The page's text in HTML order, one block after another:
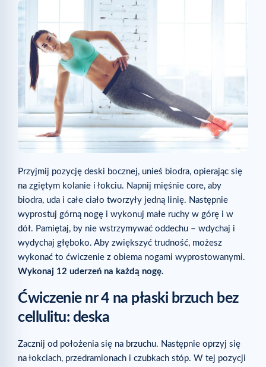
Przyjmij pozycję deski bocznej, unieś biodra, opierając się
na zgiętym kolanie i łokciu. Napnij mięśnie core, aby
biodra, uda i całe ciało tworzyły jedną linię. Następnie
wyprostuj górną nogę i wykonuj małe ruchy w górę i w
dół. Pamiętaj, by nie wstrzymywać oddechu – wdychaj i
wydychaj głęboko. Aby zwiększyć trudność, możesz
wykonać to ćwiczenie z obiema nogami wyprostowanymi.
Wykonaj 12 uderzeń na każdą nogę.
Ćwiczenie nr 4 na płaski brzuch bez
cellulitu: deska
Zacznij od położenia się na brzuchu. Następnie oprzyj się
na łokciach, przedramionach i czubkach stóp. W tej pozycji